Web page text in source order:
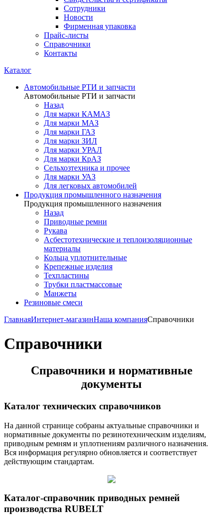
Сотрудники
Новости
Фирменная упаковка
Прайс-листы
Справочники
Контакты
Каталог
Автомобильные РТИ и запчасти
Автомобильные РТИ и запчасти
Назад
Для марки КАМАЗ
Для марки МАЗ
Для марки ГАЗ
Для марки ЗИЛ
Для марки УРАЛ
Для марки КрАЗ
Сельхозтехника и прочее
Для марки УАЗ
Для легковых автомобилей
Продукция промышленного назначения
Продукция промышленного назначения
Назад
Приводные ремни
Рукава
Асбестотехнические и теплоизоляционные
материалы
Кольца уплотнительные
Крепежные изделия
Техпластины
Трубки пластмассовые
Манжеты
Резиновые смеси
ГлавнаяИнтернет-магазинНаша компанияСправочники
Справочники
Справочники и нормативные
документы
Каталог технических справочников
На данной странице собраны актуальные справочники и
нормативные документы по резинотехническим изделиям,
приводным ремням и уплотнениям различного назначения.
Вся информация регулярно обновляется и соответствует
действующим стандартам.
Каталог-справочник приводных ремней
производства RUBELT